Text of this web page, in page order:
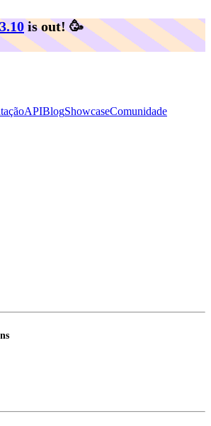
is out! 🥳️
APIBlogShowcaseComunidade